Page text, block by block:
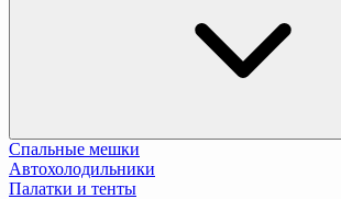
Спальные мешки
Автохолодильники
Палатки и тенты